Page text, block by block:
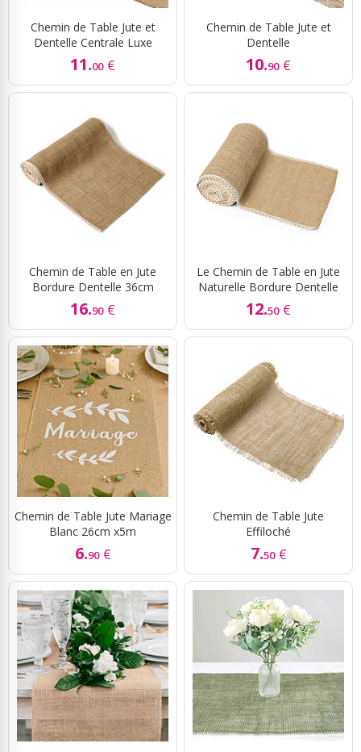
Chemin de Table Jute et
Dentelle Centrale Luxe
11.00 €
Chemin de Table Jute et
Dentelle
10.90 €
Chemin de Table en Jute
Bordure Dentelle 36cm
16.90 €
Le Chemin de Table en Jute
Naturelle Bordure Dentelle
12.50 €
Chemin de Table Jute Mariage
Blanc 26cm x5m
6.90 €
Chemin de Table Jute
Effiloché
7.50 €